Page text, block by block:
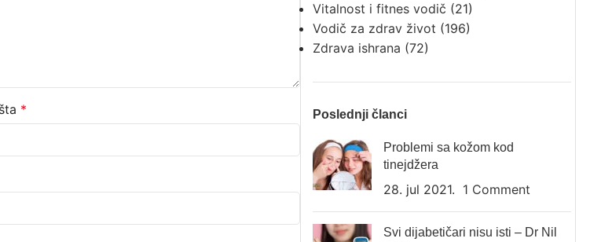
Vitalnost i fitnes vodič (21)
Vodič za zdrav život (196)
Zdrava ishrana (72)
Poslednji članci
Problemi sa kožom kod
tinejdžera
28. jul 2021. 1 Comment
Svi dijabetičari nisu isti – Dr Nil
*